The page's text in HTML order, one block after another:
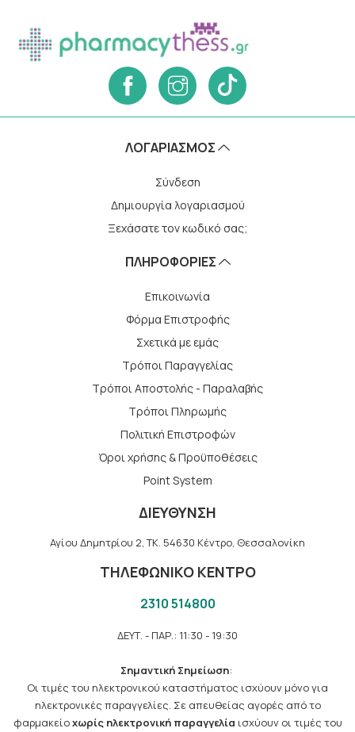
ΛΟΓΑΡΙΑΣΜΌΣ
Σύνδεση
Δημιουργία λογαριασμού
Ξεχάσατε τον κωδικό σας;
ΠΛΗΡΟΦΟΡΙΕΣ
Επικοινωνία
Φόρμα Επιστροφής
Σχετικά με εμάς
Τρόποι Παραγγελίας
Τρόποι Αποστολής - Παραλαβής
Tρόποι Πληρωμής
Πολιτική Επιστροφών
Όροι χρήσης & Προϋποθέσεις
Point System
ΔΙΕΥΘΥΝΣΗ
Αγίου Δημητρίου 2, TK. 54630 Κέντρο, Θεσσαλονίκη
ΤΗΛΕΦΩΝΙΚΟ ΚΕΝΤΡΟ
2310 514800
ΔΕΥΤ. - ΠΑΡ.: 11:30 - 19:30
Σημαντική Σημείωση:
Οι τιμές του ηλεκτρονικού καταστήματος ισχύουν μόνο για
ηλεκτρονικές παραγγελίες. Σε απευθείας αγορές από το
φαρμακείοχωρίς ηλεκτρονική παραγγελία ισχύουν οι τιμές του